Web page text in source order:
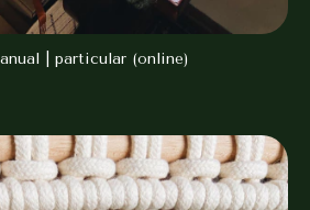
| particular (online)